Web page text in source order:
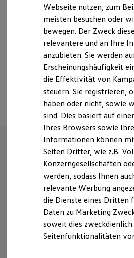
Laden
Laden unterwegs
Laden Zuhause
Ladestationen finden
Ladezeitensimulator
Batterie
Sicherheit
Garantie und
Nachhaltigkeit
Technologie
Kosten und Kauf
Verbrauchskosten
Kaufoptionen
E-Auto-Förderung
Software und
ID. Software
Digitale Extras
Schnittstellen zu
Hybridautos
Marke und Erlebnis
Volkswagen R und R
R-Modelle
Driving Experience
Volkswagen entdecken
info@auto-ott.com
+49 7628 942360
Sonntag
Unsere
Überblick
Gebrauchtwagen
Service
Online-Fahrzeugbewertung
Webseite nutzen, zum
meisten besuchen oder
bewegen. Der Zweck
relevantere und an Ihre
anzubieten. Sie werden
Erscheinungshäufigkeit
die Effektivität von
steuern. Sie registrieren,
haben oder nicht, sowie
sind. Dies basiert auf
Ihres Browsers sowie
Informationen können
Seiten Dritter, wie z.B.
Konzerngesellschaften
werden, sodass Ihnen
relevante Werbung
die Dienste eines Dritten
Daten zu Marketing
soweit dies
Seitenfunktionalitäten